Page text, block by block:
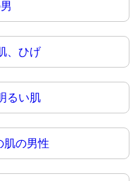
、ひげ
るい肌
肌の男性